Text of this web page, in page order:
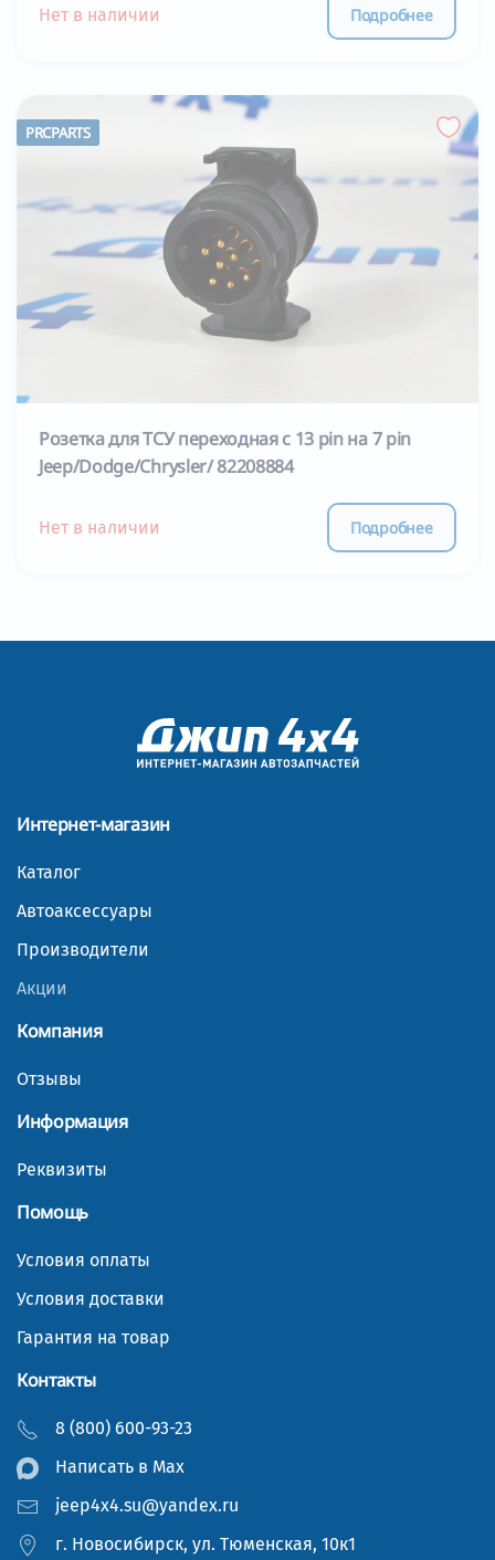
Нет в наличии Подробнее
PRCPARTS
Розетка для ТСУ переходная с 13 pin на 7 pin
Jeep/Dodge/Chrysler/ 82208884
Нет в наличии Подробнее
Интернет-магазин
Каталог
Автоаксессуары
Производители
Акции
Компания
Отзывы
Информация
Реквизиты
Помощь
Условия оплаты
Условия доставки
Гарантия на товар
Контакты
8 (800) 600-93-23
Написать в Мах
jeep4x4.su@yandex.ru
г. Новосибирск, ул. Тюменская, 10к1